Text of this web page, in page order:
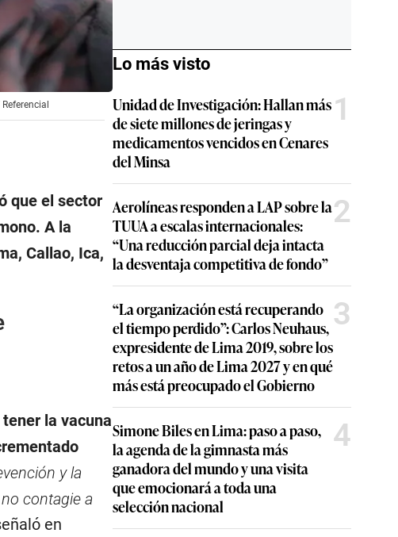
que el sector
A la
Callao, Ica,
la vacuna
y la
contagie a
en
Lo más visto
Unidad de Investigación: Hallan más
de siete millones de jeringas y
medicamentos vencidos en Cenares
del Minsa
1
Aerolíneas responden a LAP sobre la
TUUA a escalas internacionales:
“Una reducción parcial deja intacta
la desventaja competitiva de fondo”
2
“La organización está recuperando
el tiempo perdido”: Carlos Neuhaus,
expresidente de Lima 2019, sobre los
retos a un año de Lima 2027 y en qué
más está preocupado el Gobierno
3
Simone Biles en Lima: paso a paso,
la agenda de la gimnasta más
ganadora del mundo y una visita
que emocionará a toda una
selección nacional
4